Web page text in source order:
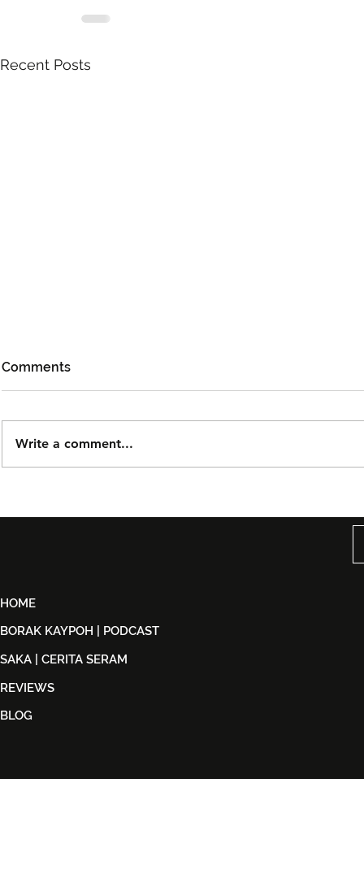
Recent Posts
Dijual
Comments
Write a comment...
HOME
BORAK KAYPOH | PODCAST
SAKA | CERITA SERAM
REVIEWS
BLOG